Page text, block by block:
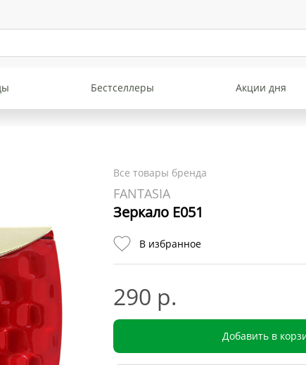
Бестселлеры Акции дня
Все товары бренда
FANTASIA
Зеркало Е051
В избранное
290 р.
Добавить в